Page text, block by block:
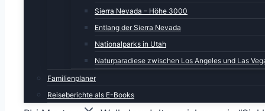
Sierra Nevada – Höhe 3000
Entlang der Sierra Nevada
Nationalparks in Utah
Naturparadiese zwischen Los Angeles und Las
Familienplaner
Reiseberichte als E-Books
Die Ladefläche war eher suboptimal gereinigt,
ich sowieso nicht an meinem Wagen haben
Jetzt geht es nach Montezuma Wells. Die